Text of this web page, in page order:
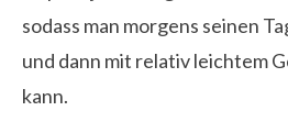
sodass man morgens seinen
und dann mit relativ leichtem
kann.